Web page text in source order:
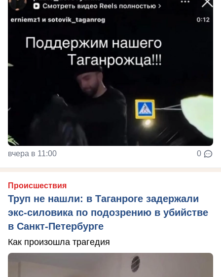
вчера в 11:00 0
Происшествия
Труп не нашли: в Таганроге задержали
экс-силовика по подозрению в убийстве
в Санкт-Петербурге
Как произошла трагедия